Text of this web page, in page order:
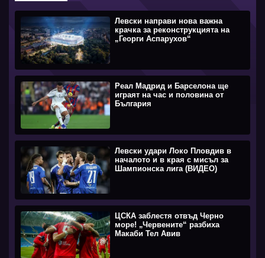
Левски направи нова важна
крачка за реконструкцията на
„Георги Аспарухов“
Реал Мадрид и Барселона ще
играят на час и половина от
България
Левски удари Локо Пловдив в
началото и в края с мисъл за
Шампионска лига (ВИДЕО)
ЦСКА заблестя отвъд Черно
море! „Червените“ разбиха
Макаби Тел Авив